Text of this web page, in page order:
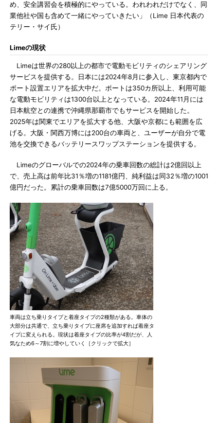
め、安全講習会を積極的にやっている。われわれだけでなく、同
業他社や国も含めて一緒にやっていきたい」（Lime 日本代表の
テリー・サイ氏）
Limeの現状
Limeは世界の280以上の都市で電動モビリティのシェアリング
サービスを提供する。日本には2024年8月に参入し、東京都内で
ポート設置エリアを拡大中だ。ポートは350カ所以上、利用可能
な電動モビリティは1300台以上となっている。2024年11月には
日本航空との連携で沖縄県那覇市でもサービスを開始した。
2025年は関東でエリアを拡大する他、大阪や京都にも範囲を広
げる。大阪・関西万博には200台の車両と、ユーザーが自分で電
池を交換できるバッテリースワップステーションを提供する。
Limeのグローバルでの2024年の乗車回数の総計は2億回以上
で、売上高は前年比31％増の1181億円、純利益は同32％増の1001
億円だった。累計の乗車回数は7億5000万回に上る。
車両は立ち乗りタイプと着座タイプの2種類がある。車体の
大部分は共通で、立ち乗りタイプに座席を追加すれば着座タ
イプに変えられる。現状は着座タイプの比率が4割だが、人
気なため6～7割に増やしていく［クリックで拡大］